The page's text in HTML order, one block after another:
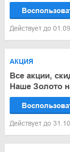
Действует до
АКЦИЯ
Все акции,
Наше Золото
Действует до